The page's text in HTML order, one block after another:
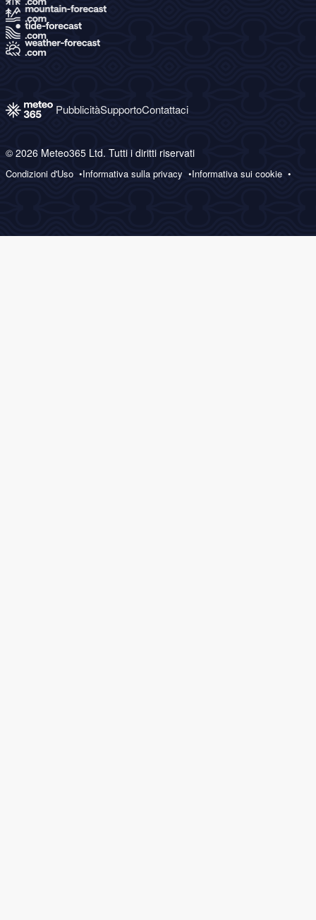
PubblicitàSupportoContattaci
© 2026 Meteo365 Ltd. Tutti i diritti riservati
Condizioni d'Uso Informativa sulla privacy Informativa sui cookie